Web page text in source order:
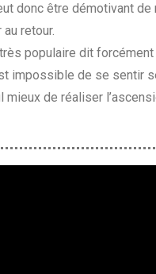
donc être démotivant
retour.
populaire dit forcément
impossible de se sentir
mieux de réaliser